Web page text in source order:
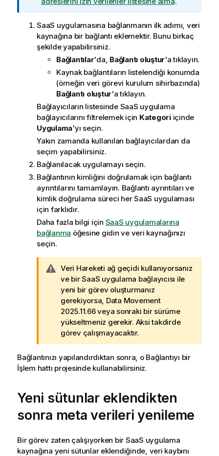
o
t
u
SaaS uygulamasına bağlanmanın ilk adımı, veri
kaynağına bir bağlantı eklemektir. Bunu birkaç
şekilde yapabilirsiniz.
Bağlantılar'da, Bağlantı oluştur'a tıklayın.
Kaynak bağlantıların listelendiği konumda
(örneğin veri görevi kurulum sihirbazında)
Bağlantı oluştur'a tıklayın.
Bağlayıcıların listesinde SaaS uygulama
bağlayıcılarını filtrelemek için Kategoriiçinde
Uygulama'yı seçin.
Yakın zamanda kullanılan bağlayıcılardan da
seçim yapabilirsiniz.
Bağlanılacak uygulamayı seçin.
Bağlantının kimliğini doğrulamak için bağlantı
ayrıntılarını tamamlayın. Bağlantı ayrıntıları ve
kimlik doğrulama süreci her SaaS uygulaması
için farklıdır.
Daha fazla bilgi için SaaS uygulamalarına
bağlanma öğesine gidin ve veri kaynağınızı
seçin.
U
y
a
r
ı
n
o
t
u
Veri Hareketi ağ geçidi kullanıyorsanız
ve bir SaaS uygulama bağlayıcısı ile
yeni bir görev oluşturmanız
gerekiyorsa, Data Movement
2025.11.66 veya sonraki bir sürüme
yükseltmeniz gerekir. Aksi takdirde
görev çalışmayacaktır.
Bağlantınızı yapılandırdıktan sonra, o Bağlantıyı bir
İşlem hattı projesinde kullanabilirsiniz.
Yeni sütunlar eklendikten
sonra meta verileri yenileme
Bir görev zaten çalışıyorken bir SaaS uygulama
kaynağına yeni sütunlar eklendiğinde, veri kaybını